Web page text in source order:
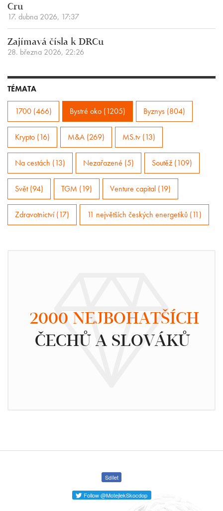
Cru
17. dubna 2026, 17:37
Zajímavá čísla k DRCu
28. března 2026, 22:26
TÉMATA
1700 (466) Bystré oko (1205) Byznys (804)
Krypto (16) M&A (269) MS.tv (13)
Na cestách (13) Nezařazené (5) Soutěž (109)
Svět (94) TGM (19) Venture capital (19)
Zdravotnictví (17) 11 největších českých energetiků (11)
2000 NEJBOHATŠÍCH
ČECHŮ A SLOVÁKŮ
Sdílet
Follow @MotejlekSkocdop